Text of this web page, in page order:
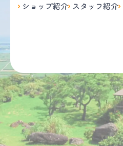
ショップ紹介 スタッフ紹介